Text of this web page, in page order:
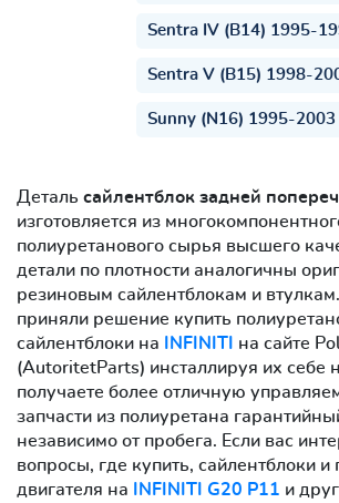
Sentra IV (B14) 1995-
Sentra V (B15) 1998-
Sunny (N16) 1995-2003
Деталь сайлентблок задней
изготовляется из
полиуретанового сырья высшего
детали по плотности аналогичны
резиновым сайлентблокам и
приняли решение купить
сайлентблоки на
INFINITI
на сайте
(AutoritetParts) инсталлируя их себе
получаете более отличную
запчасти из полиуретана
независимо от пробега. Если вас
вопросы, где купить, сайлентблоки
двигателя на
INFINITI G20 P11 и